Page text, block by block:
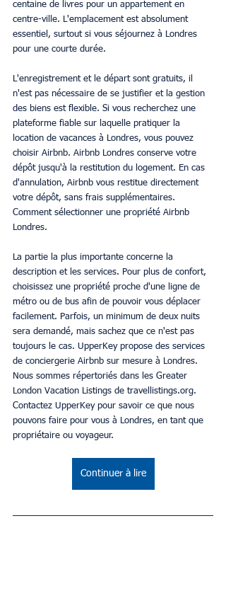
centaine de livres pour un appartement en
centre-ville. L'emplacement est absolument
essentiel, surtout si vous séjournez à Londres
pour une courte durée.
L'enregistrement et le départ sont gratuits, il
n'est pas nécessaire de se justifier et la gestion
des biens est flexible. Si vous recherchez une
plateforme fiable sur laquelle pratiquer la
location de vacances à Londres, vous pouvez
choisir Airbnb. Airbnb Londres conserve votre
dépôt jusqu'à la restitution du logement. En cas
d'annulation, Airbnb vous restitue directement
votre dépôt, sans frais supplémentaires.
Comment sélectionner une propriété Airbnb
Londres.
La partie la plus importante concerne la
description et les services. Pour plus de confort,
choisissez une propriété proche d'une ligne de
métro ou de bus afin de pouvoir vous déplacer
facilement. Parfois, un minimum de deux nuits
sera demandé, mais sachez que ce n'est pas
toujours le cas. UpperKey propose des services
de conciergerie Airbnb sur mesure à Londres.
Nous sommes répertoriés dans les Greater
London Vacation Listings de travellistings.org.
Contactez UpperKey pour savoir ce que nous
pouvons faire pour vous à Londres, en tant que
propriétaire ou voyageur.
Continuer à lire